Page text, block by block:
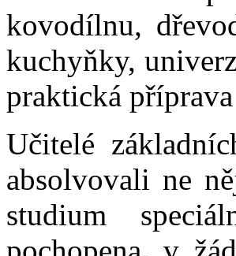
kovodílnu,
kuchyňky,
praktická
Učitelé
absolvovali ne
studium